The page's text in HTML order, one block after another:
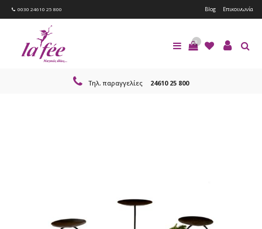
0030 24610 25 800 Blog Επικοινωνία
0
Τηλ. παραγγελίες 24610 25 800